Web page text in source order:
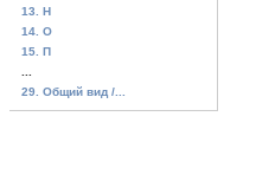
13. H
14. О
15. П
29. Общий вид /...